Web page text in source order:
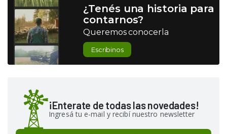
¿Tenés una historia para
contarnos?
Queremos conocerla
Escribinos
¡Enterate de todas las novedades!
Ingresá tu e-mail y recibí nuestro newsletter